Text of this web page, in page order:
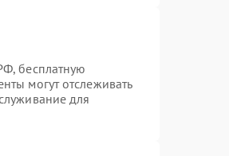
бесплатную
могут отслеживать
для